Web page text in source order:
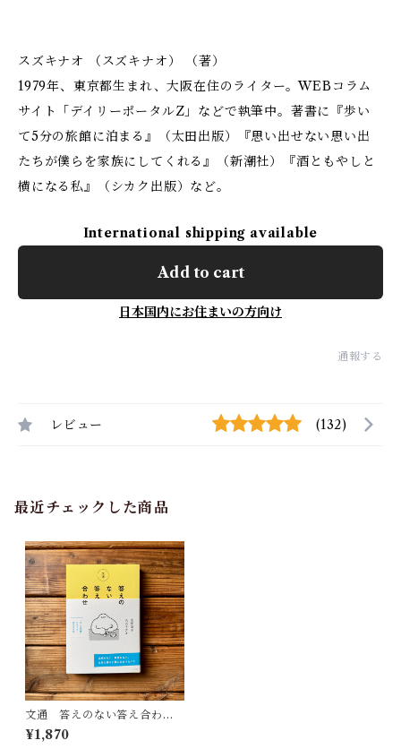
スズキナオ （スズキナオ） （著）
1979年、東京都生まれ、大阪在住のライター。WEBコラム
サイト「デイリーポータルZ」などで執筆中。著書に『歩い
て5分の旅館に泊まる』（太田出版）『思い出せない思い出
たちが僕らを家族にしてくれる』（新潮社）『酒ともやしと
横になる私』（シカク出版）など。
International shipping available
Add to cart
日本国内にお住まいの方向け
通報する
レビュー (132)
最近チェックした商品
文通 答えのない答え合わせ |
古賀及子, スズキナオ
¥1,870